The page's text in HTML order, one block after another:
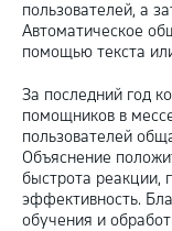
пользователей, а
Автоматическое
помощью текста
За последний год
помощников в
пользователей
Объяснение
быстрота реакции,
эффективность.
обучения и